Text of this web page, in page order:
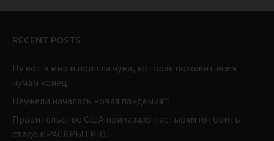
RECENT POSTS
Ну вот в мир и пришла чума, которая положит всем
чумам конец.
Неужели началась новая пандемия?!
Правительство США приказало пастырям готовить
стадо к РАСКРЫТИЮ.